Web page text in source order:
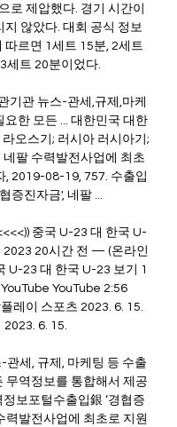
로 제압했다. 경기 시간이
지 않았다. 대회 공식 정보
따르면 1세트 15분, 2세트
세트 20분이었다.
기관 뉴스-관세,규제,마케
요한 모든 ... 대한민국 대한
오스기; 러시아 러시아기;
네팔 수력발전사업에 최초
, 2019-08-19, 757. 수출입
증진자금', 네팔 ...
중국 U-23 대 한국 U-
2023 20시간 전 — (온라인
U-23 대 한국 U-23 보기 1
YouTube 2:56
레이 스포츠 2023. 6. 15.
2023. 6. 15.
관세, 규제, 마케팅 등 수출
무역정보를 통합해서 제공
보포털수출입銀 ‘경협증
력발전사업에 최초로 지원